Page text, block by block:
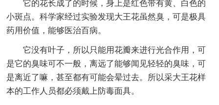
它的花长成了的时候，身上是红色带有黄、白色的
小斑点。科学家经过实验发现大王花虽然臭，可是极具
药用价值，能够医治百病。
它没有叶子，所以只能用花瓣来进行光合作用，可
是它的臭味可不一般，离远了能够闻见轻轻的臭味，可
是离近了嘛，甚至都有可能会晕过去。所以采大王花样
本的工作人员都必须戴上防毒面具。